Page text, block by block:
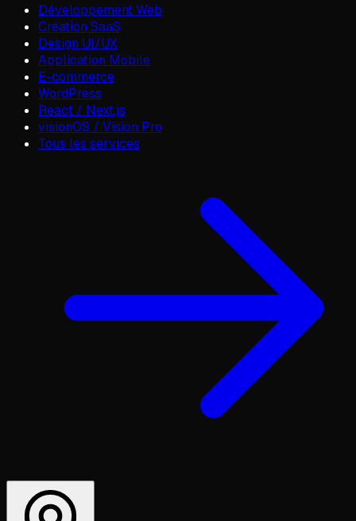
Développement Web
Création SaaS
Design UI/UX
Application Mobile
E-commerce
WordPress
React / Next.js
visionOS / Vision Pro
Tous les services